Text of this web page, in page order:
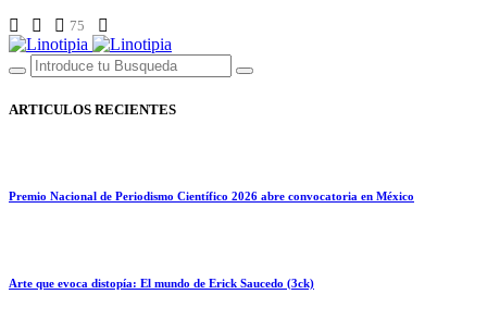
75
ARTICULOS RECIENTES
Premio Nacional de Periodismo Científico 2026 abre convocatoria en México
Arte que evoca distopía: El mundo de Erick Saucedo (3ck)